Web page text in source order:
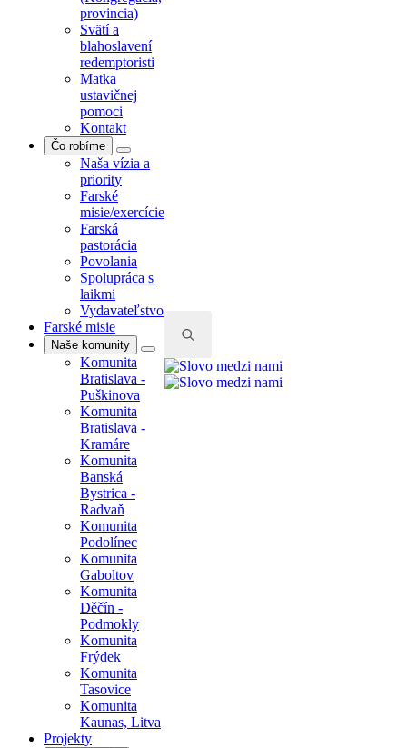
provincia)
Svätí a
blahoslavení
redemptoristi
Matka
ustavičnej
pomoci
Kontakt
Čo robíme
Naša vízia a
priority
Farské
misie/exercície
Farská
pastorácia
Povolania
Spolupráca s
laikmi
Vydavateľstvo
Farské misie
Naše komunity
Komunita
Bratislava -
Puškinova
Komunita
Bratislava -
Kramáre
Komunita
Banská
Bystrica -
Radvaň
Komunita
Podolínec
Komunita
Gaboltov
Komunita
Děčín -
Podmokly
Komunita
Frýdek
Komunita
Tasovice
Komunita
Kaunas, Litva
Projekty
Search
for: